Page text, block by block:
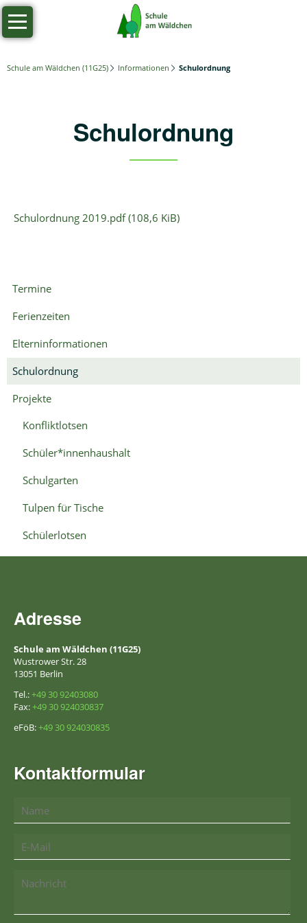
Navigation
überspringen
Startseite
Elterninformationen
Konfliktlotsen
für
Schule
Schulprofil
Schulleitung
OGB
(eFöB)
Klassen
Gremienarbeit
Wahlpflichtunterricht
Förderverein
Galerien
Downloads
Eltern
Schüler
Lehrer
Schule am Wäldchen (11G25) Informationen Schulordnung
Schulordnung
Schulordnung 2019.pdf(108,6 KiB)
Navigation
Termine
Ferienzeiten
Elterninformationen
Schulordnung
Projekte
Konfliktlotsen
Schüler*innenhaushalt
Schulgarten
Tulpen für Tische
Schülerlotsen
Adresse
Schule am Wäldchen (11G25)
Wustrower Str. 28
13051 Berlin
Tel.:+49 30 92403080
Fax:+49 30 924030837
eFöB:+49 30 924030835
Kontaktformular